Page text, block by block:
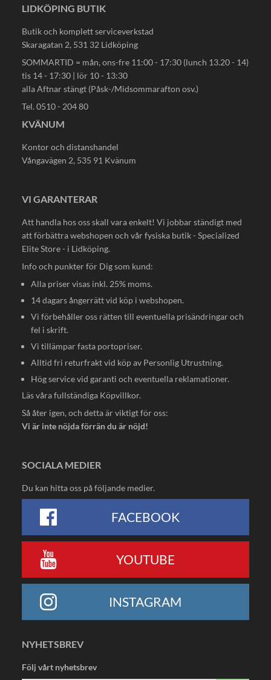
LIDKÖPING BUTIK
Butik och komplett serviceverkstad
Skaragatan 2, 531 32 Lidköping
SOMMARTID = mån, ons-fre 11:00 - 17:30 (lunch 13.20 - 14)
tis 14 - 17:30 | lör 10 - 13:30
alla Aftnar stängt (Påsk-/Midsommarafton osv.)
Tel. 0510 - 204 80
KVÄNUM
Kontor och distanshandel
Vångavägen 2, 535 91 Kvänum
VI GARANTERAR
Att handla hos oss skall vara enkelt! Vi jobbar ständigt med
att förbättra webshopen och vår fysiska butik - Specialized
Elite Store - i Lidköping.
Info och punkter för Dig som kund:
Alla priser visas inkl. 25% moms.
14 dagars ångerrätt vid köp i webshopen.
Vi förbehåller oss rätten till eventuella prisändringar och
fel i skrift.
Vi tillämpar fasta portopriser.
Alltid fri returfrakt vid köp av Personlig Utrustning.
Hög service vid garanti och eventuella reklamationer.
Läs våra fullständiga Köpvillkor.
Så åter igen, och detta är viktigt för oss:
Vi är inte nöjda förrän du är nöjd!
SOCIALA MEDIER
Du kan hitta oss på följande medier.
FACEBOOK
YOUTUBE
INSTAGRAM
NYHETSBREV
Följ vårt nyhetsbrev